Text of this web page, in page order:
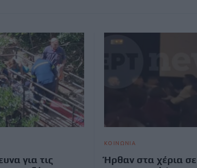
για τις
ΚΟΙΝΩΝΙΑ
Ήρθαν στα χέρια σε